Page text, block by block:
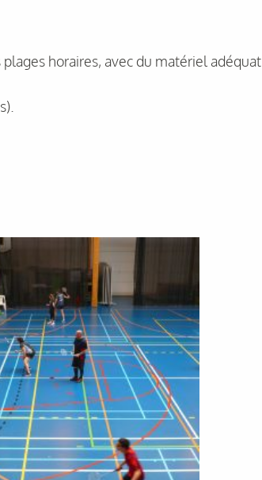
horaires, avec du matériel adéquat.